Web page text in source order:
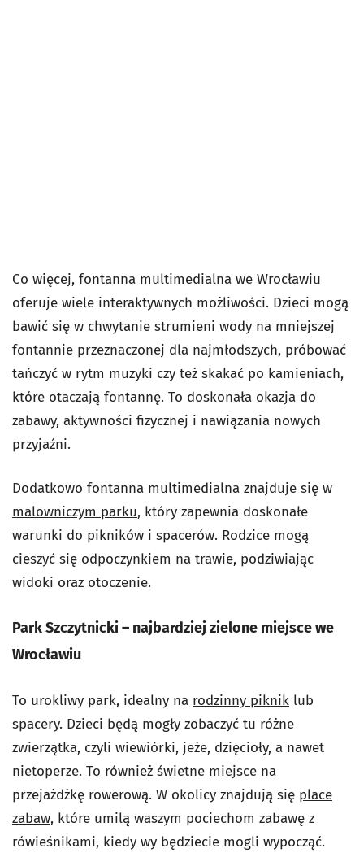
Co więcej, fontanna multimedialna we Wrocławiu
oferuje wiele interaktywnych możliwości. Dzieci mogą
bawić się w chwytanie strumieni wody na mniejszej
fontannie przeznaczonej dla najmłodszych, próbować
tańczyć w rytm muzyki czy też skakać po kamieniach,
które otaczają fontannę. To doskonała okazja do
zabawy, aktywności fizycznej i nawiązania nowych
przyjaźni.
Dodatkowo fontanna multimedialna znajduje się w
malowniczym parku, który zapewnia doskonałe
warunki do pikników i spacerów. Rodzice mogą
cieszyć się odpoczynkiem na trawie, podziwiając
widoki oraz otoczenie.
Park Szczytnicki – najbardziej zielone miejsce we
Wrocławiu
To urokliwy park, idealny na rodzinny piknik lub
spacery. Dzieci będą mogły zobaczyć tu różne
zwierzątka, czyli wiewiórki, jeże, dzięcioły, a nawet
nietoperze. To również świetne miejsce na
przejażdżkę rowerową. W okolicy znajdują się place
zabaw, które umilą waszym pociechom zabawę z
rówieśnikami, kiedy wy będziecie mogli wypocząć.